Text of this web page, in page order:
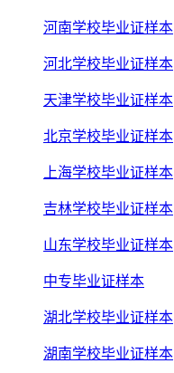
河南学校毕业证样本
河北学校毕业证样本
天津学校毕业证样本
北京学校毕业证样本
上海学校毕业证样本
吉林学校毕业证样本
山东学校毕业证样本
中专毕业证样本
湖北学校毕业证样本
湖南学校毕业证样本